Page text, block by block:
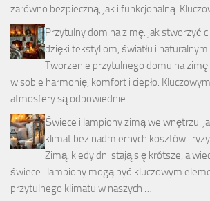
zarówno bezpieczną, jak i funkcjonalną.
Przytulny dom na zimę: jak stworzyć
dzięki tekstyliom, światłu i naturalnym
Tworzenie przytulnego domu na zimę
w sobie harmonię, komfort i ciepło.
atmosfery są odpowiednie …
Świece i lampiony zimą we wnętrzu:
klimat bez nadmiernych kosztów i
Zimą, kiedy dni stają się krótsze, a
świece i lampiony mogą być kluczowym
przytulnego klimatu w naszych …